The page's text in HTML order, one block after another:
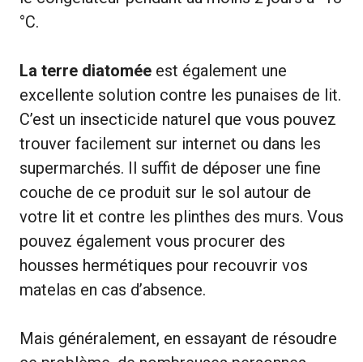
°C.
La terre diatomée est également une
excellente solution contre les punaises de lit.
C’est un insecticide naturel que vous pouvez
trouver facilement sur internet ou dans les
supermarchés. Il suffit de déposer une fine
couche de ce produit sur le sol autour de
votre lit et contre les plinthes des murs. Vous
pouvez également vous procurer des
housses hermétiques pour recouvrir vos
matelas en cas d’absence.
Mais généralement, en essayant de résoudre